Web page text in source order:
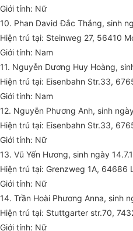
Giới tính: Nữ
10. Phan David Đắc Thắng, sinh
Hiện trú tại: Steinweg 27, 56410
Giới tính: Nam
11. Nguyễn Dương Huy Hoàng,
Hiện trú tại: Eisenbahn Str.33,
Giới tính: Nam
12. Nguyễn Phương Anh, sinh
Hiện trú tại: Eisenbahn Str.33,
Giới tính: Nữ
13. Vũ Yến Hương, sinh ngày
Hiện trú tại: Grenzweg 1A, 64686
Giới tính: Nữ
14. Trần Hoài Phương Anna, sinh
Hiện trú tại: Stuttgarter str.70,
Giới tính: Nữ